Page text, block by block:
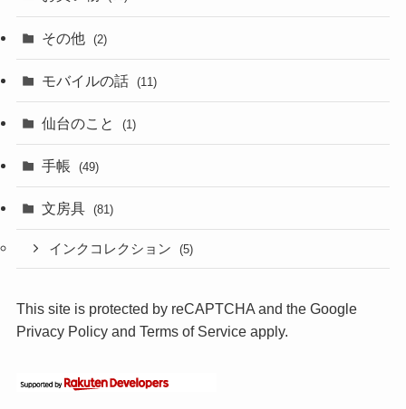
その他 (2)
モバイルの話 (11)
仙台のこと (1)
手帳 (49)
文房具 (81)
インクコレクション (5)
This site is protected by reCAPTCHA and the Google
Privacy Policyand Terms of Serviceapply.